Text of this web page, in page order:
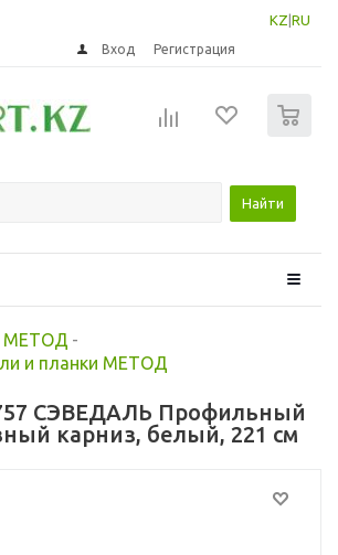
KZ RU
Вход Регистрация
Найти
МЕТОД -
и планки МЕТОД
СЭВЕДАЛЬ Профильный
карниз, белый, 221 см